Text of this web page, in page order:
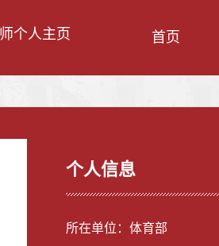
个人主页 首页
个人信息
所在单位：体育部